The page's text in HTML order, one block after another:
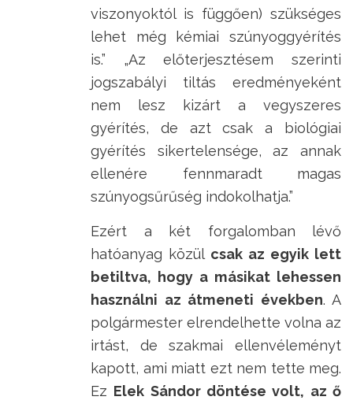
viszonyoktól is függően) szükséges
lehet még kémiai szúnyoggyérítés
is.” „Az előterjesztésem szerinti
jogszabályi tiltás eredményeként
nem lesz kizárt a vegyszeres
gyérítés, de azt csak a biológiai
gyérítés sikertelensége, az annak
ellenére fennmaradt magas
szúnyogsűrűség indokolhatja.”
Ezért a két forgalomban lévő
hatóanyag közül csak az egyik lett
betiltva, hogy a másikat lehessen
használni az átmeneti években. A
polgármester elrendelhette volna az
irtást, de szakmai ellenvéleményt
kapott, ami miatt ezt nem tette meg.
Ez Elek Sándor döntése volt, az ő